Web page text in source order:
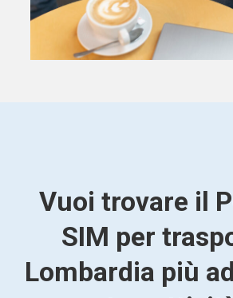
Vuoi trovare il
SIM per
Lombardia più